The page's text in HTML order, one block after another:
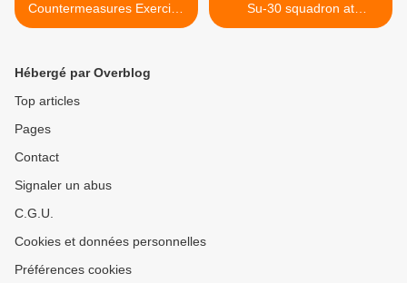
Countermeasures Exercise
2013 (IMCMEX 13)
Su-30 squadron at
Thanjavur air base >
Hébergé par Overblog
Top articles
Pages
Contact
Signaler un abus
C.G.U.
Cookies et données personnelles
Préférences cookies